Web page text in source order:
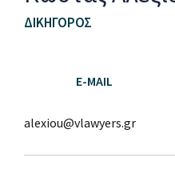
ΔΙΚΗΓΌΡΟΣ
E-MAIL
alexiou@vlawyers.gr